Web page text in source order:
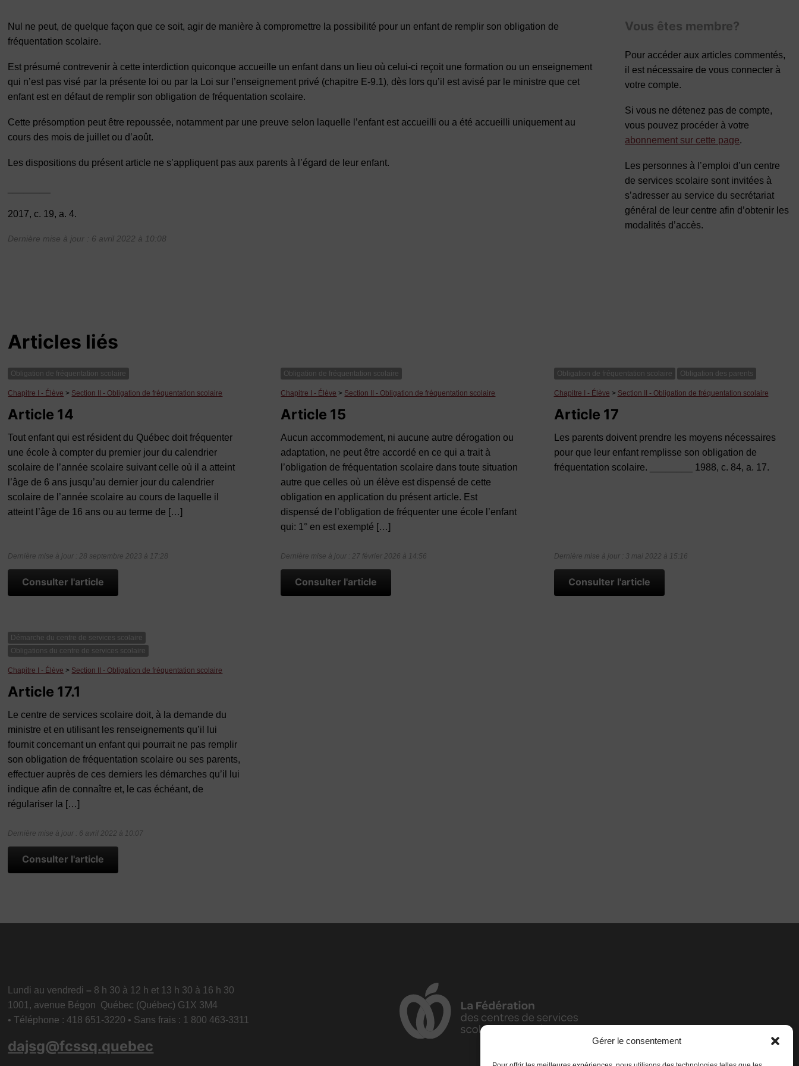
Gérer le consentement
Nul ne peut, de quelque façon que ce soit, agir de manière à compromettre la possibilité pour un enfant de remplir son obligation de
fréquentation scolaire.
Est présumé contrevenir à cette interdiction quiconque accueille un enfant dans un lieu où celui-ci reçoit une formation ou un enseignement
qui n’est pas visé par la présente loi ou par la Loi sur l’enseignement privé (chapitre E-9.1), dès lors qu’il est avisé par le ministre que cet
enfant est en défaut de remplir son obligation de fréquentation scolaire.
Cette présomption peut être repoussée, notamment par une preuve selon laquelle l’enfant est accueilli ou a été accueilli uniquement au
cours des mois de juillet ou d’août.
Les dispositions du présent article ne s’appliquent pas aux parents à l’égard de leur enfant.
2017, c. 19, a. 4.
Dernière mise à jour : 6 avril 2022 à 10:08
Vous êtes membre?
Pour accéder aux articles commentés,
il est nécessaire de vous connecter à
votre compte.
Si vous ne détenez pas de compte,
vous pouvez procéder à votre
abonnement sur cette page.
Les personnes à l’emploi d’un centre
de services scolaire sont invitées à
s’adresser au service du secrétariat
général de leur centre afin d’obtenir les
modalités d’accès.
Articles liés
Obligation de fréquentation scolaire
Chapitre I - Élève > Section II - Obligation de fréquentation scolaire
Article 14
Tout enfant qui est résident du Québec doit fréquenter
une école à compter du premier jour du calendrier
scolaire de l’année scolaire suivant celle où il a atteint
l’âge de 6 ans jusqu’au dernier jour du calendrier
scolaire de l’année scolaire au cours de laquelle il
atteint l’âge de 16 ans ou au terme de […]
Dernière mise à jour : 28 septembre 2023 à 17:28
Consulter l'article
Obligation de fréquentation scolaire
Chapitre I - Élève > Section II - Obligation de fréquentation scolaire
Article 15
Aucun accommodement, ni aucune autre dérogation ou
adaptation, ne peut être accordé en ce qui a trait à
l’obligation de fréquentation scolaire dans toute situation
autre que celles où un élève est dispensé de cette
obligation en application du présent article. Est
dispensé de l’obligation de fréquenter une école l’enfant
qui: 1° en est exempté […]
Dernière mise à jour : 27 février 2026 à 14:56
Consulter l'article
Obligation de fréquentation scolaire Obligation des parents
Chapitre I - Élève > Section II - Obligation de fréquentation scolaire
Article 17
Les parents doivent prendre les moyens nécessaires
pour que leur enfant remplisse son obligation de
fréquentation scolaire. ________ 1988, c. 84, a. 17.
Dernière mise à jour : 3 mai 2022 à 15:16
Consulter l'article
Démarche du centre de services scolaire
Obligations du centre de services scolaire
Chapitre I - Élève > Section II - Obligation de fréquentation scolaire
Article 17.1
Le centre de services scolaire doit, à la demande du
ministre et en utilisant les renseignements qu’il lui
fournit concernant un enfant qui pourrait ne pas remplir
son obligation de fréquentation scolaire ou ses parents,
effectuer auprès de ces derniers les démarches qu’il lui
indique afin de connaître et, le cas échéant, de
régulariser la […]
Dernière mise à jour : 6 avril 2022 à 10:07
Consulter l'article
Lundi au vendredi– 8 h 30 à 12 h et 13 h 30 à 16 h 30
1001, avenue Bégon Québec (Québec) G1X 3M4
• Téléphone : 418 651-3220 • Sans frais : 1 800 463-3311
dajsg@fcssq.quebec